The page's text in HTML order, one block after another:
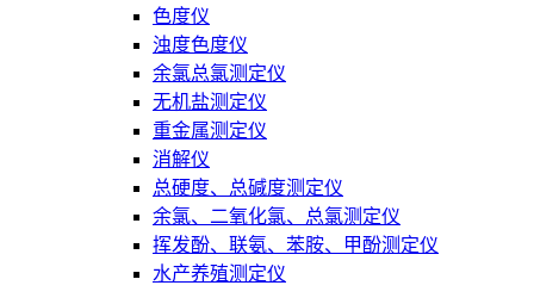
色度仪
浊度色度仪
余氯总氯测定仪
无机盐测定仪
重金属测定仪
消解仪
总硬度、总碱度测定仪
余氯、二氧化氯、总氯测定仪
挥发酚、联氨、苯胺、甲酚测定仪
水产养殖测定仪